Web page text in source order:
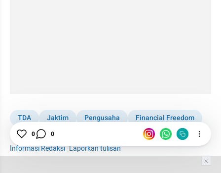
TDA Jaktim Pengusaha
Financial Freedom
Jakarta Timur
Informasi Redaksi·Laporkan tulisan
0 0